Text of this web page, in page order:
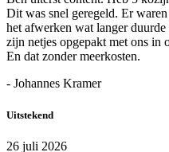
Dit was snel geregeld. Er
het afwerken wat langer
zijn netjes opgepakt met ons in
En dat zonder meerkosten.
- Johannes Kramer
Uitstekend
26 juli 2026